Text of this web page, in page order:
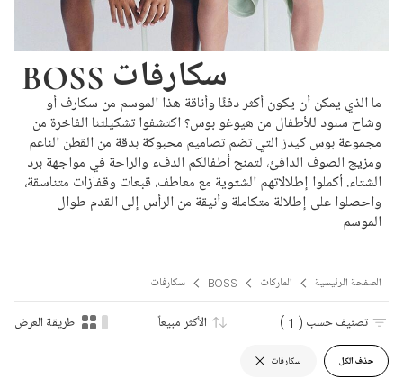
BOSS سكارفات
ما الذي يمكن أن يكون أكثر دفئًا وأناقة هذا الموسم من سكارف أو
وشاح سنود للأطفال من هيوغو بوس؟ اكتشفوا تشكيلتنا الفاخرة من
مجموعة بوس كيدز التي تضم تصاميم محبوكة بدقة من القطن الناعم
ومزيج الصوف الدافئ، لتمنح أطفالكم الدفء والراحة في مواجهة برد
الشتاء. أكملوا إطلالاتهم الشتوية مع معاطف، قبعات وقفازات متناسقة،
واحصلوا على إطلالة متكاملة وأنيقة من الرأس إلى القدم طوال
الموسم
الصفحة الرئيسية الماركات BOSS سكارفات
حذف الكل سكارفات
تصنيف حسب ( 1 ) الأكثر مبيعاً طريقة العرض